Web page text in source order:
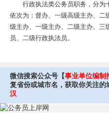
行政执法类公务员职务，分为
依次为：督办、一级高级主办、二
级主办、一级主办、二级主办、三
员、二级行政执法员。
微信搜索公众号【事业单位编制
复省份或城市名，获取你关注的
汉